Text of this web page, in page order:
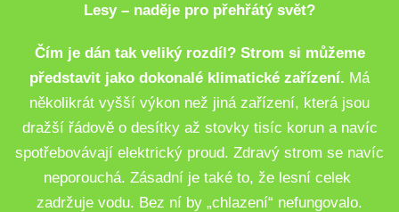
Lesy – naděje pro přehřátý svět?
Čím je dán tak veliký rozdíl? Strom si můžeme
představit jako dokonalé klimatické zařízení. Má
několikrát vyšší výkon než jiná zařízení, která jsou
dražší řádově o desítky až stovky tisíc korun a navíc
spotřebovávají elektrický proud. Zdravý strom se navíc
neporouchá. Zásadní je také to, že lesní celek
zadržuje vodu. Bez ní by „chlazení“ nefungovalo.